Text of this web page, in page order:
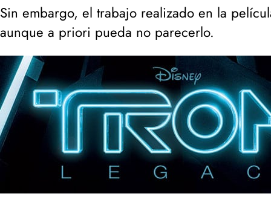
Sin embargo, el trabajo realizado en la
aunque a priori pueda no parecerlo.